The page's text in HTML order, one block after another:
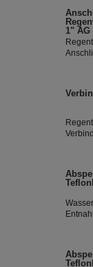
85 %
leiten.
1" AG